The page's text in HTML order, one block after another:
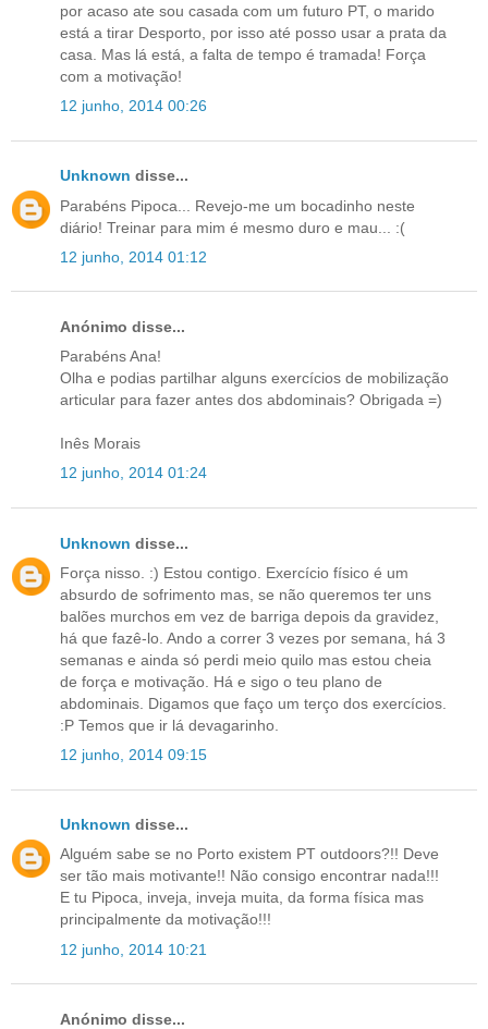
por acaso ate sou casada com um futuro PT, o marido
está a tirar Desporto, por isso até posso usar a prata da
casa. Mas lá está, a falta de tempo é tramada! Força
com a motivação!
12 junho, 2014 00:26
Unknown disse...
Parabéns Pipoca... Revejo-me um bocadinho neste
diário! Treinar para mim é mesmo duro e mau... :(
12 junho, 2014 01:12
Anónimo disse...
Parabéns Ana!
Olha e podias partilhar alguns exercícios de mobilização
articular para fazer antes dos abdominais? Obrigada =)
Inês Morais
12 junho, 2014 01:24
Unknown disse...
Força nisso. :) Estou contigo. Exercício físico é um
absurdo de sofrimento mas, se não queremos ter uns
balões murchos em vez de barriga depois da gravidez,
há que fazê-lo. Ando a correr 3 vezes por semana, há 3
semanas e ainda só perdi meio quilo mas estou cheia
de força e motivação. Há e sigo o teu plano de
abdominais. Digamos que faço um terço dos exercícios.
:P Temos que ir lá devagarinho.
12 junho, 2014 09:15
Unknown disse...
Alguém sabe se no Porto existem PT outdoors?!! Deve
ser tão mais motivante!! Não consigo encontrar nada!!!
E tu Pipoca, inveja, inveja muita, da forma física mas
principalmente da motivação!!!
12 junho, 2014 10:21
Anónimo disse...